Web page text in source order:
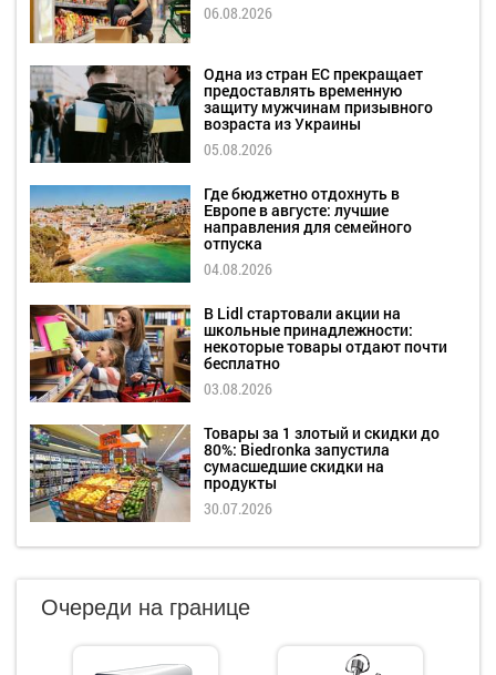
06.08.2026
Одна из стран ЕС прекращает
предоставлять временную
защиту мужчинам призывного
возраста из Украины
05.08.2026
Где бюджетно отдохнуть в
Европе в августе: лучшие
направления для семейного
отпуска
04.08.2026
В Lidl стартовали акции на
школьные принадлежности:
некоторые товары отдают почти
бесплатно
03.08.2026
Товары за 1 злотый и скидки до
80%: Biedronka запустила
сумасшедшие скидки на
продукты
30.07.2026
Очереди на границе